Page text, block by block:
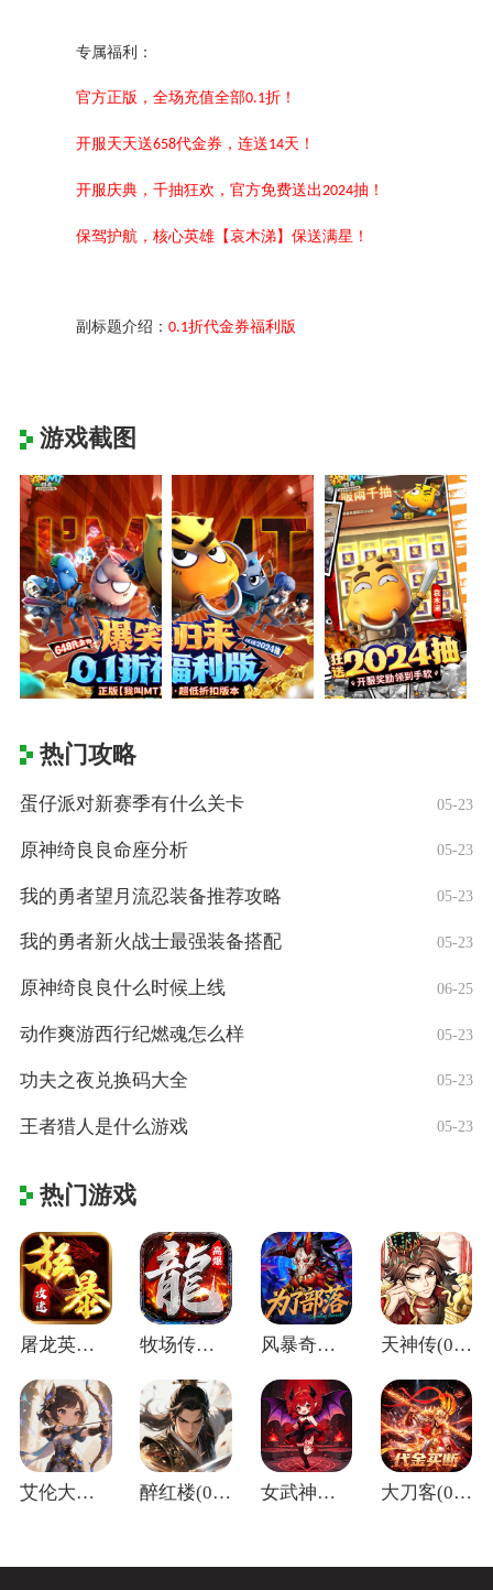
专属福利：
官方正版，全场充值全部0.1折！
开服天天送658代金券，连送14天！
开服庆典，千抽狂欢，官方免费送出2024抽！
保驾护航，核心英雄【哀木涕】保送满星！
副标题介绍：0.1折代金券福利版
游戏截图
热门攻略
蛋仔派对新赛季有什么关卡 05-23
原神绮良良命座分析 05-23
我的勇者望月流忍装备推荐攻略 05-23
我的勇者新火战士最强装备搭配 05-23
原神绮良良什么时候上线 06-25
动作爽游西行纪燃魂怎么样 05-23
功夫之夜兑换码大全 05-23
王者猎人是什么游戏 05-23
热门游戏
屠龙英雄(神魔狂暴攻速单职) 牧场传奇(终身红包免费版) 风暴奇兵(0.05折万元真充) 天神传(0.1折苍穹神武三国)
艾伦大陆(0.05折十二国记) 醉红楼(0.05折一剑无敌) 女武神之剑(0.1折天使之剑) 大刀客(0.05折绝情一刀买断版)